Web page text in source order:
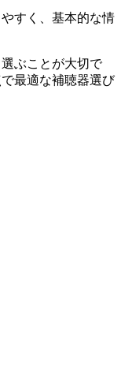
すく、基本的な情
ぶことが大切で
最適な補聴器選び